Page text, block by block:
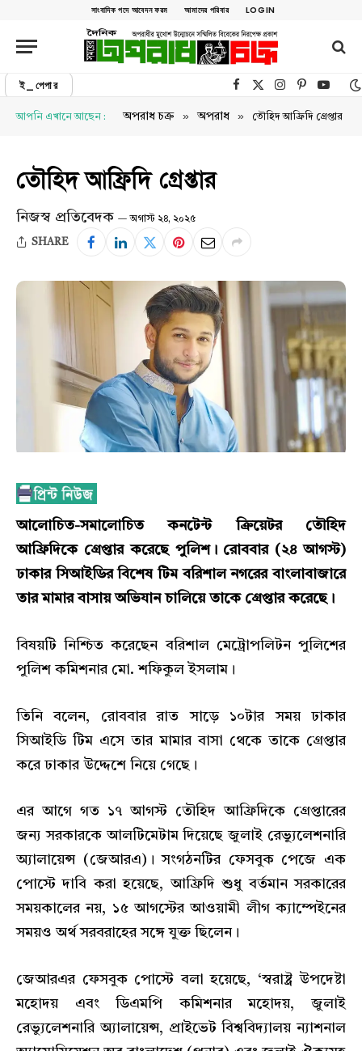
সাংবাদিক পদে আবেদন ফরম আমাদের পরিবার LOGIN
ই_পেপার Facebook
X (Twitter)Instagram
Pinterest
আপনি এখানে আছেন : অপরাধ চক্র » অপরাধ » তৌহিদ আফ্রিদি গ্রেপ্তার
তৌহিদ আফ্রিদি গ্রেপ্তার
নিজস্ব প্রতিবেদক অগাস্ট ২৪, ২০২৫
SHARE
আলোচিত-সমালোচিত কনটেন্ট ক্রিয়েটর তৌহিদ
আফ্রিদিকে গ্রেপ্তার করেছে পুলিশ। রোববার (২৪ আগস্ট)
ঢাকার সিআইডির বিশেষ টিম বরিশাল নগরের বাংলাবাজারে
তার মামার বাসায় অভিযান চালিয়ে তাকে গ্রেপ্তার করেছে।
বিষয়টি নিশ্চিত করেছেন বরিশাল মেট্রোপলিটন পুলিশের
পুলিশ কমিশনার মো. শফিকুল ইসলাম।
তিনি বলেন, রোববার রাত সাড়ে ১০টার সময় ঢাকার
সিআইডি টিম এসে তার মামার বাসা থেকে তাকে গ্রেপ্তার
করে ঢাকার উদ্দেশে নিয়ে গেছে।
এর আগে গত ১৭ আগস্ট তৌহিদ আফ্রিদিকে গ্রেপ্তারের
জন্য সরকারকে আলটিমেটাম দিয়েছে জুলাই রেভ্যুলেশনারি
অ্যালায়েন্স (জেআরএ)। সংগঠনটির ফেসবুক পেজে এক
পোস্টে দাবি করা হয়েছে, আফ্রিদি শুধু বর্তমান সরকারের
সময়কালের নয়, ১৫ আগস্টের আওয়ামী লীগ ক্যাম্পেইনের
সময়ও অর্থ সরবরাহের সঙ্গে যুক্ত ছিলেন।
জেআরএর ফেসবুক পোস্টে বলা হয়েছে, ‌‘স্বরাষ্ট্র উপদেষ্টা
মহোদয় এবং ডিএমপি কমিশনার মহোদয়, জুলাই
রেভ্যুলেশনারি অ্যালায়েন্স, প্রাইভেট বিশ্ববিদ্যালয় ন্যাশনাল